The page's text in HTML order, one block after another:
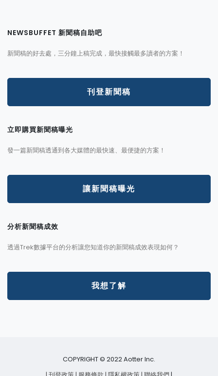
NEWSBUFFET 新聞稿自助吧
新聞稿的好去處，三分鐘上稿完成，最快接觸最多讀者的方案！
刊登新聞稿
立即購買新聞稿曝光
發一篇新聞稿透通到各大媒體的最快速、最便捷的方案！
讓新聞稿曝光
分析新聞稿成效
透過Trek數據平台的分析讓您知道你的新聞稿成效表現如何？
我想了解
COPYRIGHT © 2022 Aotter Inc.